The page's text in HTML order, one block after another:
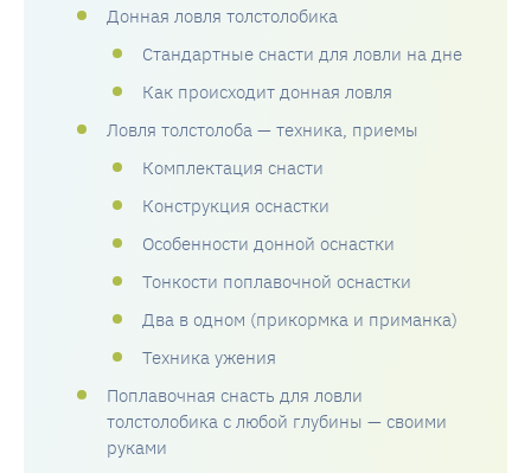
Донная ловля толстолобика
Стандартные снасти для ловли на дне
Как происходит донная ловля
Ловля толстолоба — техника, приемы
Комплектация снасти
Конструкция оснастки
Особенности донной оснастки
Тонкости поплавочной оснастки
Два в одном (прикормка и приманка)
Техника ужения
Поплавочная снасть для ловли
толстолобика с любой глубины — своими
руками